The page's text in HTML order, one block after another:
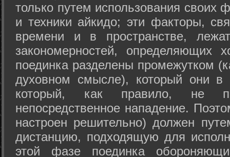
только путем использования своих
и техники айкидо; эти факторы,
времени и в пространстве,
закономерностей, определяющих
поединка разделены промежутком
духовном смысле), который они в
который, как правило, не
непосредственное нападение.
настроен решительно) должен
дистанцию, подходящую для
этой фазе поединка